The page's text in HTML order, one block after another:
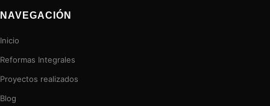
NAVEGACIÓN
Inicio
Reformas Integrales
Proyectos realizados
Blog